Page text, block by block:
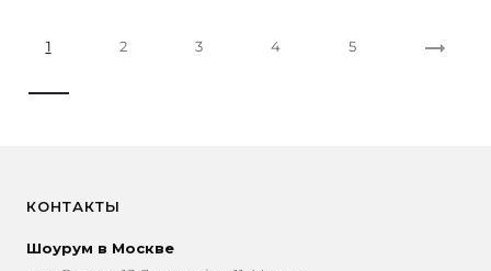
1 2 3 4 5
КОНТАКТЫ
Шоурум в Москве